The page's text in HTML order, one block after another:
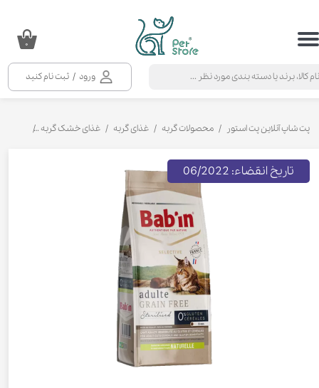
ورود / ثبت نام کنید
حساب کاربری من
خروج از حساب کاربری
۰
پت شاپ آنلاین پت استور محصولات گربه غذای گربه غذای خشک گربه
تاریخ انقضاء: 06/2022